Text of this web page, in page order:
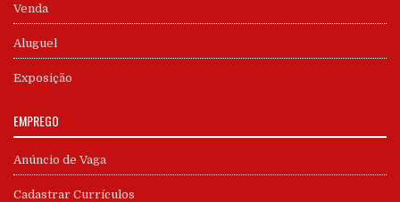
Venda
Aluguel
Exposição
EMPREGO
Anúncio de Vaga
Cadastrar Currículos